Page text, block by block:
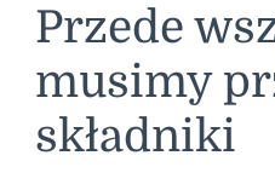
Przede
musimy
składniki